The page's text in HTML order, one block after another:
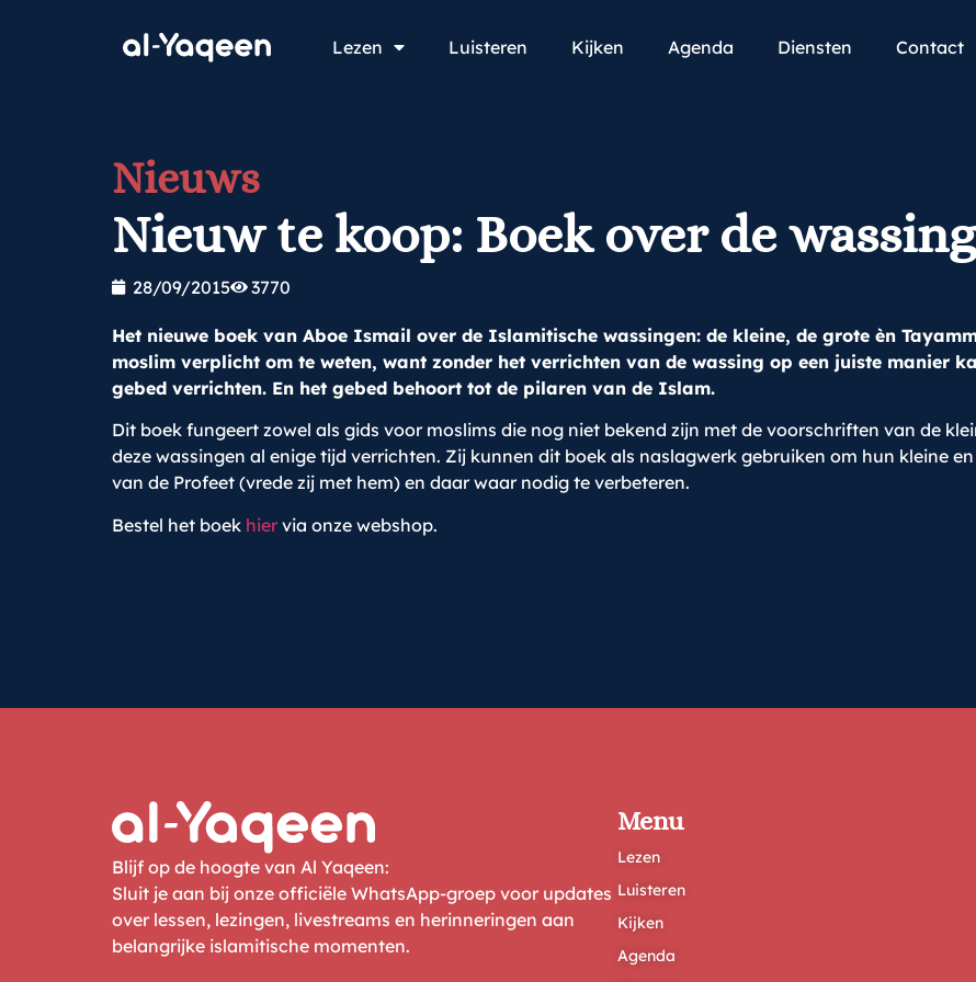
Lezen Luisteren Kijken Agenda Diensten Contact
Nieuws
Nieuw te koop: Boek over de wassing
28/09/2015 3770
Het nieuwe boek van Aboe Ismail over de Islamitische wassingen: de kleine, de grote èn
moslim verplicht om te weten, want zonder het verrichten van de wassing op een juiste manier
gebed verrichten. En het gebed behoort tot de pilaren van de Islam.
Dit boek fungeert zowel als gids voor moslims die nog niet bekend zijn met de voorschriften van de
deze wassingen al enige tijd verrichten. Zij kunnen dit boek als naslagwerk gebruiken om hun kleine
van de Profeet (vrede zij met hem) en daar waar nodig te verbeteren.
Bestel het boek hier via onze webshop.
Blijf op de hoogte van Al Yaqeen:
Sluit je aan bij onze officiële WhatsApp-groep voor updates
over lessen, lezingen, livestreams en herinneringen aan
belangrijke islamitische momenten.
Menu
Lezen
Luisteren
Kijken
Agenda